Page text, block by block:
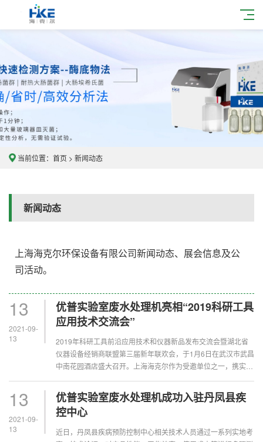
当前位置： 首页 > 新闻动态
新闻动态
上海海克尔环保设备有限公司新闻动态、展会信息及公
司活动。
13
2021-09-
13
优普实验室废水处理机亮相“2019科研工具
应用技术交流会”
2019年科研工具前沿应用技术和仪器新品发布交流会暨湖北省
仪器设备经销商联盟第三届新年联欢会，于1月6日在武汉市武昌
中南花园酒店盛大召开。上海海克尔作为受邀单位之一，携实验
13
2021-09-
13
优普实验室废水处理机成功入驻丹凤县疾
控中心
近日，丹凤县疾病预防控制中心相关技术人员通过一系列实地考